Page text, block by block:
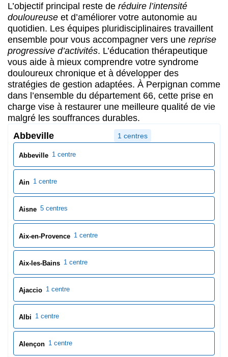
L’objectif principal reste de réduire l’intensité
douloureuse et d’améliorer votre autonomie au
quotidien. Les équipes pluridisciplinaires travaillent
ensemble pour vous accompagner vers une reprise
progressive d’activités. L’éducation thérapeutique
vous aide à mieux comprendre votre syndrome
douloureux chronique et à développer des
stratégies de gestion adaptées. À Perpignan comme
dans l’ensemble du département 66, cette prise en
charge vise à restaurer une meilleure qualité de vie
malgré les souffrances durables.
Abbeville
1 centres
Abbeville 1 centre
Ain 1 centre
Aisne 5 centres
Aix-en-Provence 1 centre
Aix-les-Bains 1 centre
Ajaccio 1 centre
Albi 1 centre
Alençon 1 centre